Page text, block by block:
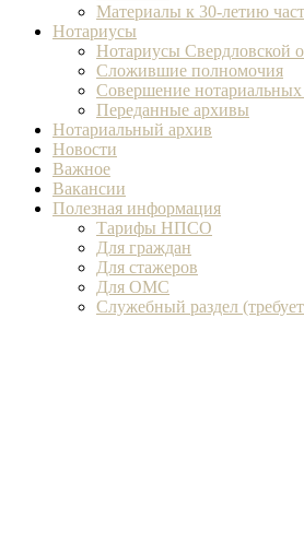
Материалы к 30-летию
Нотариусы
Нотариусы Свердловской
Сложившие полномочия
Совершение
Переданные архивы
Нотариальный архив
Новости
Важное
Вакансии
Полезная информация
Тарифы НПСО
Для граждан
Для стажеров
Для ОМС
Служебный раздел